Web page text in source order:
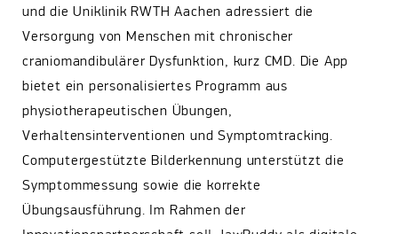
und die Uniklinik RWTH Aachen adressiert die
Versorgung von Menschen mit chronischer
craniomandibulärer Dysfunktion, kurz CMD. Die App
bietet ein personalisiertes Programm aus
physiotherapeutischen Übungen,
Verhaltensinterventionen und Symptomtracking.
Computergestützte Bilderkennung unterstützt die
Symptommessung sowie die korrekte
Übungsausführung. Im Rahmen der